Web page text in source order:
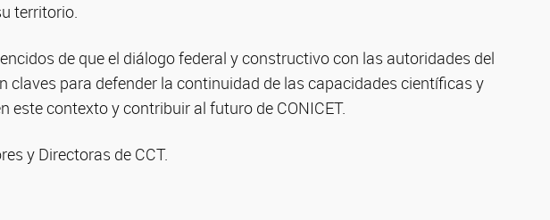
territorio.
de que el diálogo federal y constructivo con las autoridades del
claves para defender la continuidad de las capacidades científicas y
este contexto y contribuir al futuro de CONICET.
y Directoras de CCT.